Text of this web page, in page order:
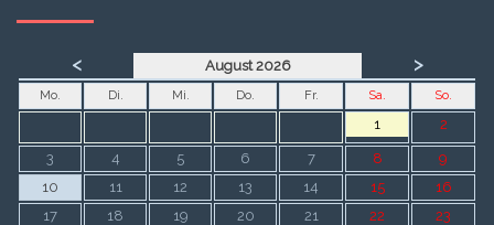
< August 2026 >
Mo. Di. Mi. Do. Fr. Sa. So.
1 2
3 4 5 6 7 8
9
10
11 12 13 14 15
16
17
18 19 20 21 22
23